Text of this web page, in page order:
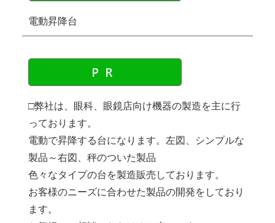
電動昇降台
PR
□弊社は、眼科、眼鏡店向け機器の製造を主に行
っております。
電動で昇降する台になります。左図、シンプルな
製品～右図、秤のついた製品
色々なタイプの台を製造販売しております。
お客様のニーズに合わせた製品の開発をしており
ます。